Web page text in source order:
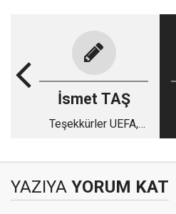
İsmet TAŞ
Teşekkürler UEFA,
YAZIYA YORUM KAT